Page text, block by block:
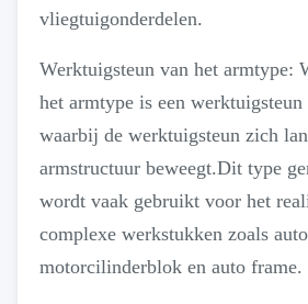
vliegtuigonderdelen.
Werktuigsteun van het armtype:
het armtype is een
waarbij de werktuigsteun zich
armstructuur beweegt.Dit type
wordt vaak gebruikt voor het
complexe werkstukken zoals
motorcilinderblok en auto frame.